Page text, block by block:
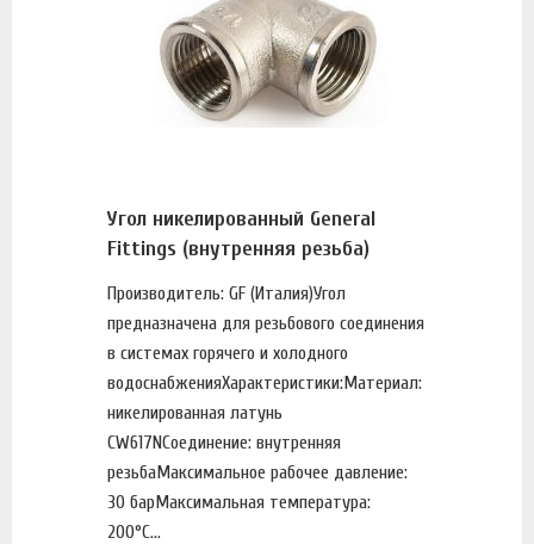
Угол никелированный General
Fittings (внутренняя резьба)
Производитель: GF (Италия)Угол
предназначена для резьбового соединения
в системах горячего и холодного
водоснабженияХарактеристики:Материал:
никелированная латунь
CW617NСоединение: внутренняя
резьбаМаксимальное рабочее давление:
30 барМаксимальная температура:
200°С...